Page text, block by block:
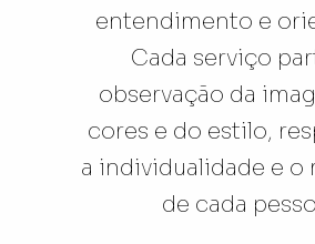
entendimento e
Cada serviço
observação da
cores e do estilo,
a individualidade e o
de cada